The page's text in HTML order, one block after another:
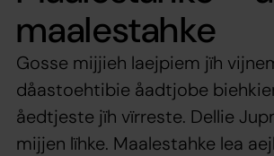
maalestahke
Gosse mijjieh laejpiem jïh
dåastoehtibie åadtjobe
åedtjeste jïh vïrreste. Dellie
mijjen lïhke. Maalestahke lea